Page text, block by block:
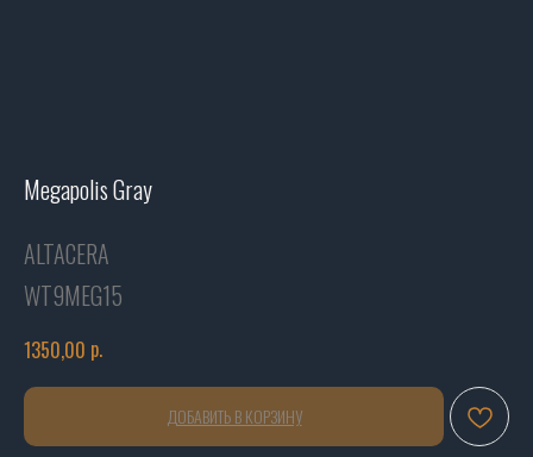
Megapolis Gray
ALTACERA
WT9MEG15
1350,00 р.
ДОБАВИТЬ В КОРЗИНУ